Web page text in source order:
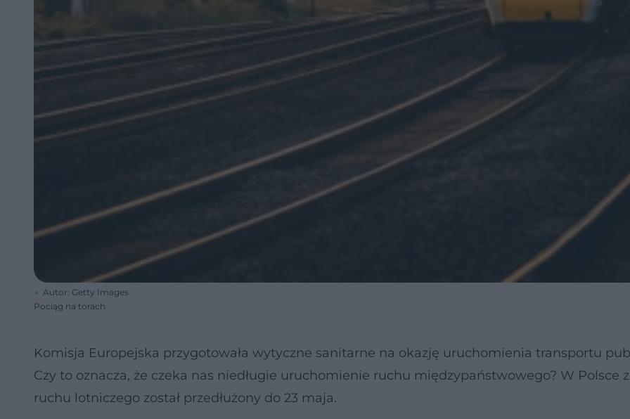
Autor: Getty Images
Pociąg na torach
Komisja Europejska przygotowała wytyczne sanitarne na okazję uruchomienia transportu
Czy to oznacza, że czeka nas niedługie uruchomienie ruchu międzypaństwowego? W Polsce
ruchu lotniczego został przedłużony do 23 maja.